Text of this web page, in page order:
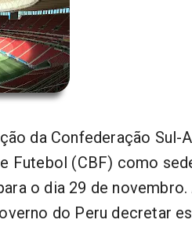
da Confederação Sul-
Futebol (CBF) como
o dia 29 de
do Peru decretar